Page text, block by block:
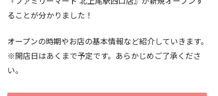
ることが分かりました！
オープンの時期やお店の基本情報など紹介していきます。
※開店日はあくまで予定です。あらかじめご了承くださ
い。